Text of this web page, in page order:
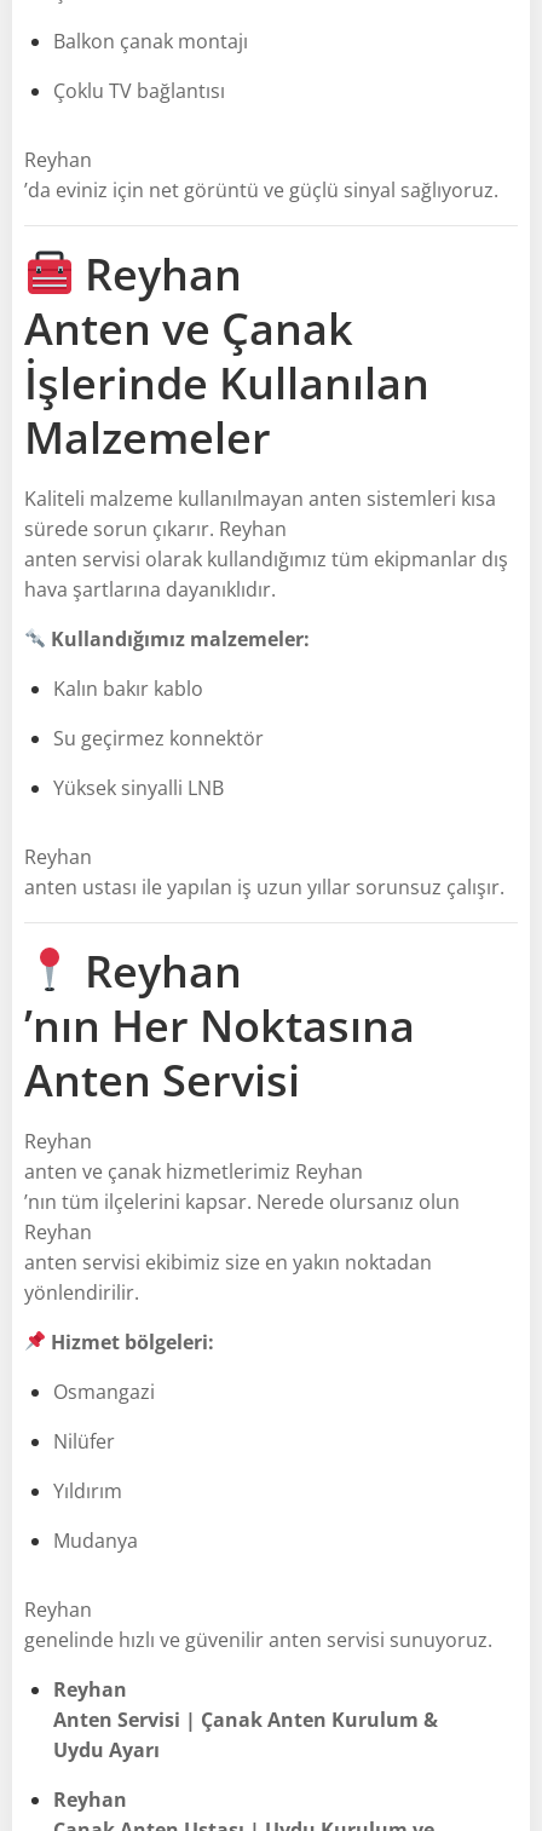
Balkon çanak montajı
Çoklu TV bağlantısı
Reyhan
’da eviniz için net görüntü ve güçlü sinyal sağlıyoruz.
Reyhan
Anten ve Çanak
İşlerinde Kullanılan
Malzemeler
Kaliteli malzeme kullanılmayan anten sistemleri kısa
sürede sorun çıkarır. Reyhan
anten servisi olarak kullandığımız tüm ekipmanlar dış
hava şartlarına dayanıklıdır.
Kullandığımız malzemeler:
Kalın bakır kablo
Su geçirmez konnektör
Yüksek sinyalli LNB
Reyhan
anten ustası ile yapılan iş uzun yıllar sorunsuz çalışır.
Reyhan
’nın Her Noktasına
Anten Servisi
Reyhan
anten ve çanak hizmetlerimiz Reyhan
’nın tüm ilçelerini kapsar. Nerede olursanız olun
Reyhan
anten servisi ekibimiz size en yakın noktadan
yönlendirilir.
Hizmet bölgeleri:
Osmangazi
Nilüfer
Yıldırım
Mudanya
Reyhan
genelinde hızlı ve güvenilir anten servisi sunuyoruz.
Reyhan
Anten Servisi | Çanak Anten Kurulum &
Uydu Ayarı
Reyhan